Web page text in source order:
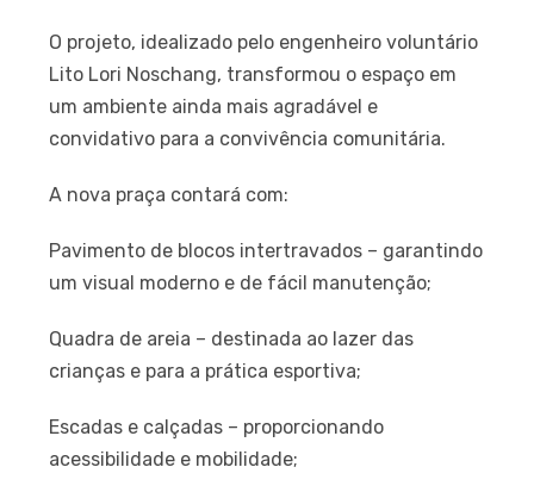
O projeto, idealizado pelo engenheiro voluntário
Lito Lori Noschang, transformou o espaço em
um ambiente ainda mais agradável e
convidativo para a convivência comunitária.
A nova praça contará com:
Pavimento de blocos intertravados – garantindo
um visual moderno e de fácil manutenção;
Quadra de areia – destinada ao lazer das
crianças e para a prática esportiva;
Escadas e calçadas – proporcionando
acessibilidade e mobilidade;